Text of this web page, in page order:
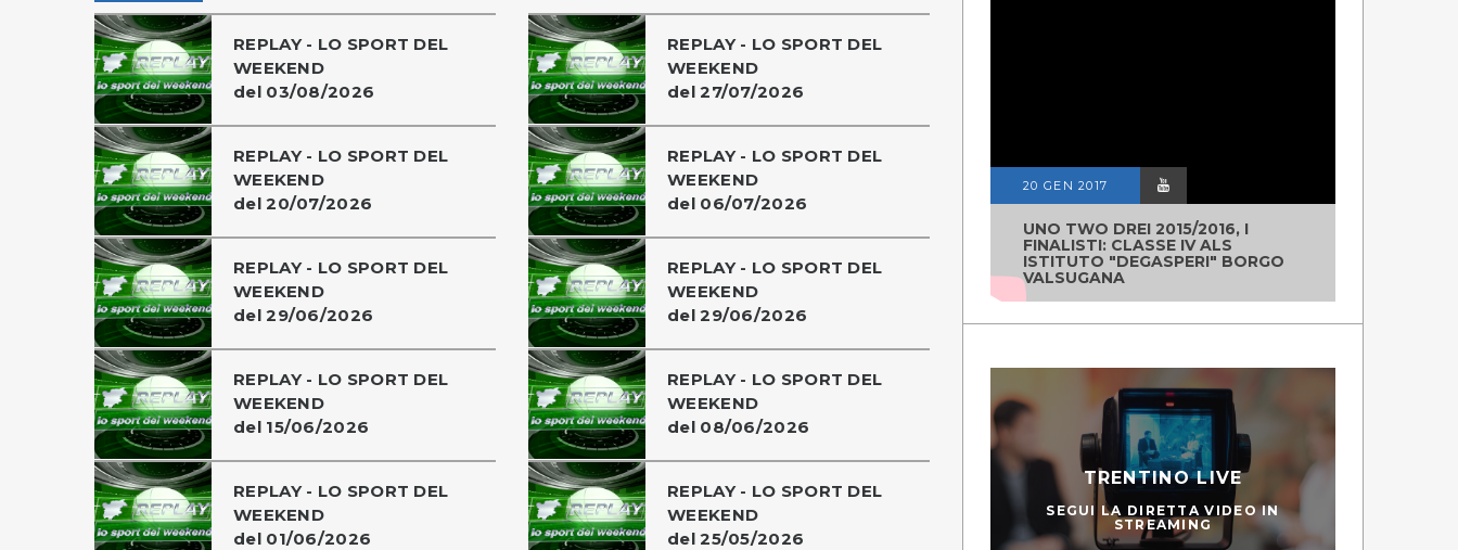
REPLAY - LO SPORT DEL
WEEKEND
del 03/08/2026
REPLAY - LO SPORT DEL
WEEKEND
del 27/07/2026
REPLAY - LO SPORT DEL
WEEKEND
del 20/07/2026
REPLAY - LO SPORT DEL
WEEKEND
del 06/07/2026
REPLAY - LO SPORT DEL
WEEKEND
del 29/06/2026
REPLAY - LO SPORT DEL
WEEKEND
del 29/06/2026
REPLAY - LO SPORT DEL
WEEKEND
del 15/06/2026
REPLAY - LO SPORT DEL
WEEKEND
del 08/06/2026
REPLAY - LO SPORT DEL
WEEKEND
del 01/06/2026
REPLAY - LO SPORT DEL
WEEKEND
del 25/05/2026
20 GEN 2017
UNO TWO DREI 2015/2016, I
FINALISTI: CLASSE IV ALS
ISTITUTO "DEGASPERI" BORGO
VALSUGANA
TRENTINO LIVE
SEGUI LA DIRETTA VIDEO IN
STREAMING